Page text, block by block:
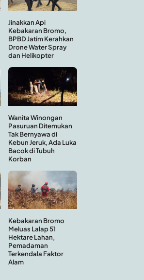
Jinakkan Api
Kebakaran Bromo,
BPBD Jatim Kerahkan
Drone Water Spray
dan Helikopter
Wanita Winongan
Pasuruan Ditemukan
Tak Bernyawa di
Kebun Jeruk, Ada Luka
Bacok di Tubuh
Korban
Kebakaran Bromo
Meluas Lalap 51
Hektare Lahan,
Pemadaman
Terkendala Faktor
Alam